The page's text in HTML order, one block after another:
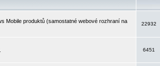
Mobile produktů (samostatné webové rozhraní na
22932
6451